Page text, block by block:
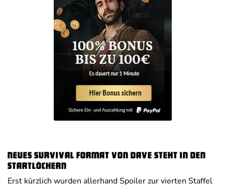
Neues Survival Format von Dave steht in den
Startlöchern
Erst kürzlich wurden allerhand Spoiler zur vierten Staffel